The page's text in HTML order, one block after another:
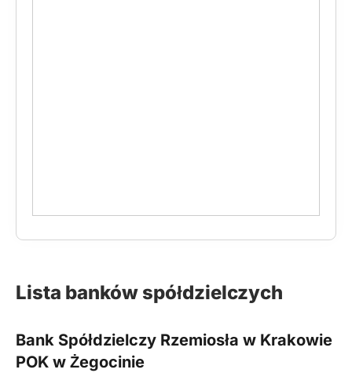
Lista banków spółdzielczych
Bank Spółdzielczy Rzemiosła w Krakowie
POK w Żegocinie